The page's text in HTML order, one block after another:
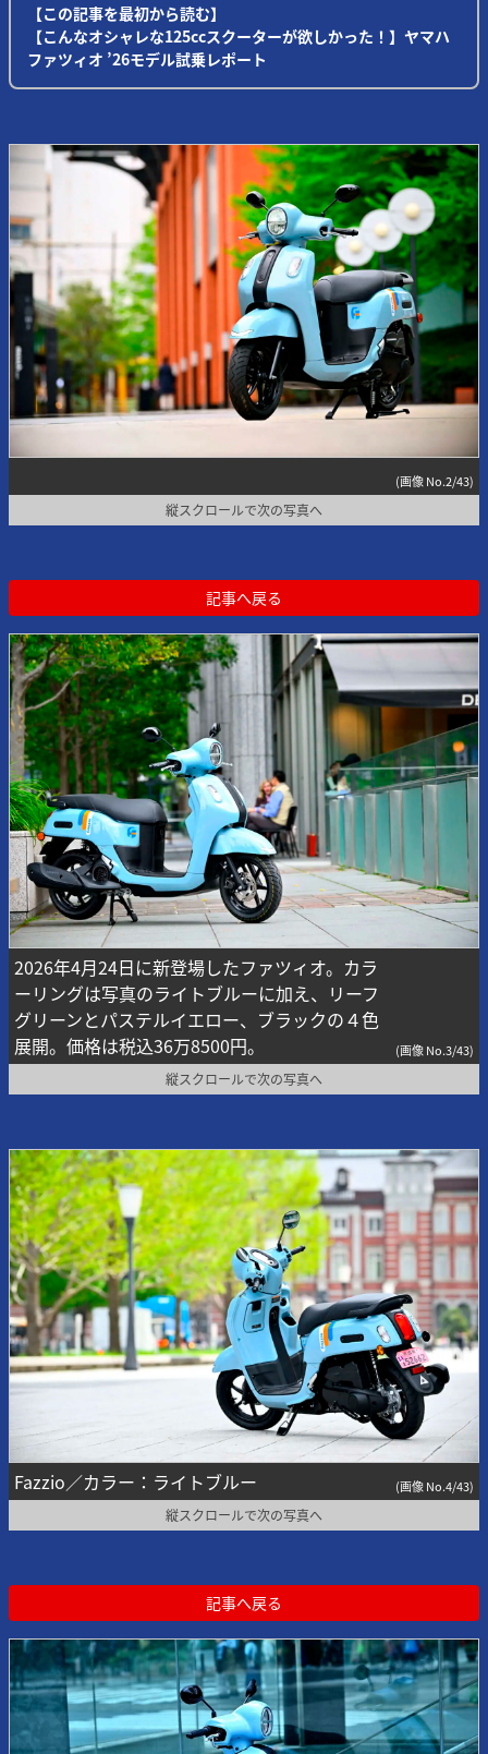
【この記事を最初から読む】
【こんなオシャレな125ccスクーターが欲しかった！】ヤマハ
ファツィオ ’26モデル試乗レポート
(画像 No.2/43)
縦スクロールで次の写真へ
記事へ戻る
2026年4月24日に新登場したファツィオ。カラ
ーリングは写真のライトブルーに加え、リーフ
グリーンとパステルイエロー、ブラックの４色
展開。価格は税込36万8500円。
(画像 No.3/43)
縦スクロールで次の写真へ
Fazzio／カラー：ライトブルー (画像 No.4/43)
縦スクロールで次の写真へ
記事へ戻る